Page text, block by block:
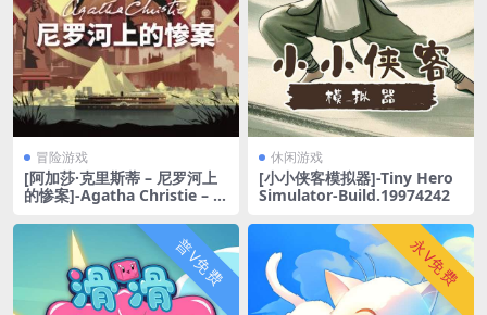
冒险游戏
[阿加莎·克里斯蒂 – 尼罗河上
的惨案]-Agatha Christie – D
0066
休闲游戏
[小小侠客模拟器]-Tiny Hero
Simulator-Build.19974242
普V免费 永V免费